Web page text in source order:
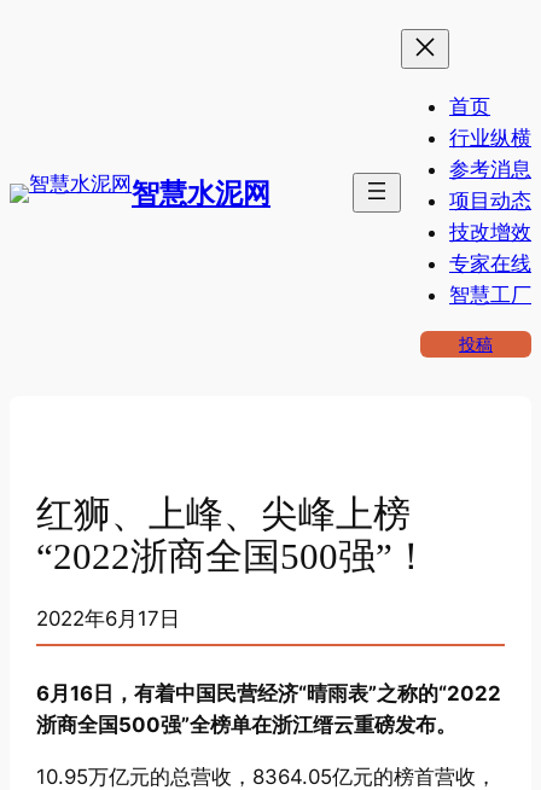
智慧水泥网
首页
行业纵横
参考消息
项目动态
技改增效
专家在线
智慧工厂
投稿
红狮、上峰、尖峰上榜
“2022浙商全国500强”！
2022年6月17日
6月16日，有着中国民营经济“晴雨表”之称的“2022
浙商全国500强”全榜单在浙江缙云重磅发布。
10.95万亿元的总营收，8364.05亿元的榜首营收，